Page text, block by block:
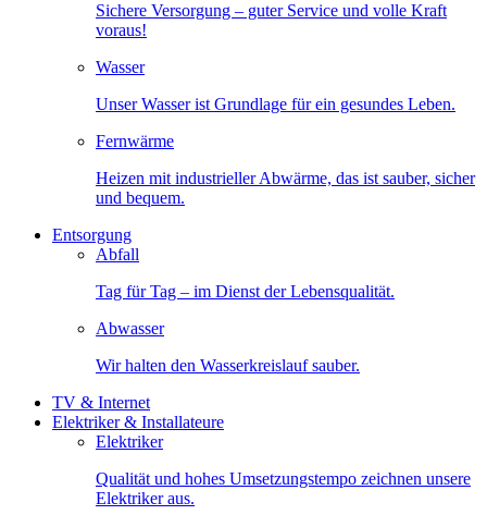
Sichere Versorgung – guter Service und volle Kraft
voraus!
Wasser
Unser Wasser ist Grundlage für ein gesundes Leben.
Fernwärme
Heizen mit industrieller Abwärme, das ist sauber, sicher
und bequem.
Entsorgung
Abfall
Tag für Tag – im Dienst der Lebensqualität.
Abwasser
Wir halten den Wasserkreislauf sauber.
TV & Internet
Elektriker & Installateure
Elektriker
Qualität und hohes Umsetzungstempo zeichnen unsere
Elektriker aus.